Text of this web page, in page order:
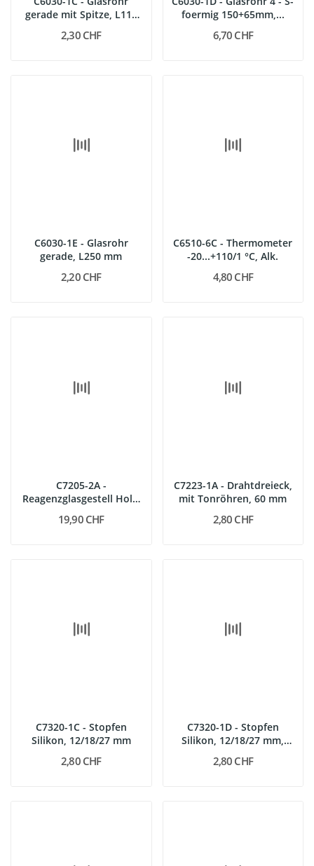
gerade mit Spitze, L110
2,30 CHF
foermig 150+65mm,...
6,70 CHF
C6030-1E - Glasrohr
gerade, L250 mm
2,20 CHF
C6510-6C - Thermometer
-20...+110/1 °C, Alk.
4,80 CHF
C7205-2A -
Reagenzglasgestell Holz,
19,90 CHF
C7223-1A - Drahtdreieck,
mit Tonröhren, 60 mm
2,80 CHF
C7320-1C - Stopfen
Silikon, 12/18/27 mm
2,80 CHF
C7320-1D - Stopfen
Silikon, 12/18/27 mm,
2,80 CHF